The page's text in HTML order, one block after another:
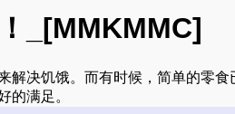
_[MMKMMC]
解决饥饿。而有时候，简单的零
的满足。